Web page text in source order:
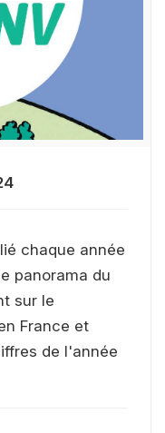
chaque année
panorama du
sur le
France et
de l'année